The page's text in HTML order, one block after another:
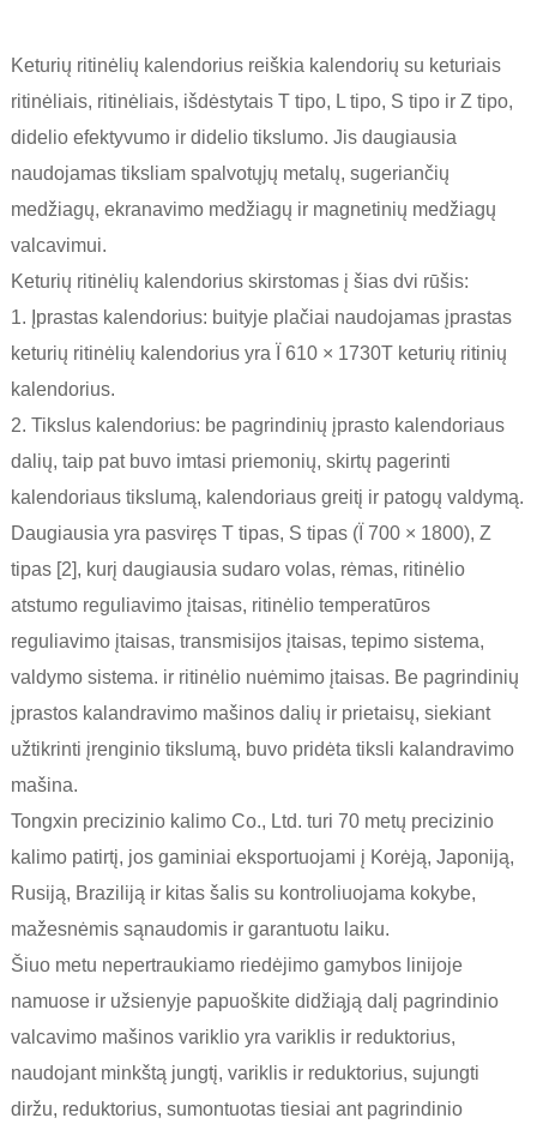
Keturių ritinėlių kalendorius reiškia kalendorių su keturiais
ritinėliais, ritinėliais, išdėstytais T tipo, L tipo, S tipo ir Z tipo,
didelio efektyvumo ir didelio tikslumo. Jis daugiausia
naudojamas tiksliam spalvotųjų metalų, sugeriančių
medžiagų, ekranavimo medžiagų ir magnetinių medžiagų
valcavimui.
Keturių ritinėlių kalendorius skirstomas į šias dvi rūšis:
1. Įprastas kalendorius: buityje plačiai naudojamas įprastas
keturių ritinėlių kalendorius yra Ï 610 × 1730T keturių ritinių
kalendorius.
2. Tikslus kalendorius: be pagrindinių įprasto kalendoriaus
dalių, taip pat buvo imtasi priemonių, skirtų pagerinti
kalendoriaus tikslumą, kalendoriaus greitį ir patogų valdymą.
Daugiausia yra pasviręs T tipas, S tipas (Ï 700 × 1800), Z
tipas [2], kurį daugiausia sudaro volas, rėmas, ritinėlio
atstumo reguliavimo įtaisas, ritinėlio temperatūros
reguliavimo įtaisas, transmisijos įtaisas, tepimo sistema,
valdymo sistema. ir ritinėlio nuėmimo įtaisas. Be pagrindinių
įprastos kalandravimo mašinos dalių ir prietaisų, siekiant
užtikrinti įrenginio tikslumą, buvo pridėta tiksli kalandravimo
mašina.
Tongxin precizinio kalimo Co., Ltd. turi 70 metų precizinio
kalimo patirtį, jos gaminiai eksportuojami į Korėją, Japoniją,
Rusiją, Braziliją ir kitas šalis su kontroliuojama kokybe,
mažesnėmis sąnaudomis ir garantuotu laiku.
Šiuo metu nepertraukiamo riedėjimo gamybos linijoje
namuose ir užsienyje papuoškite didžiąją dalį pagrindinio
valcavimo mašinos variklio yra variklis ir reduktorius,
naudojant minkštą jungtį, variklis ir reduktorius, sujungti
diržu, reduktorius, sumontuotas tiesiai ant pagrindinio